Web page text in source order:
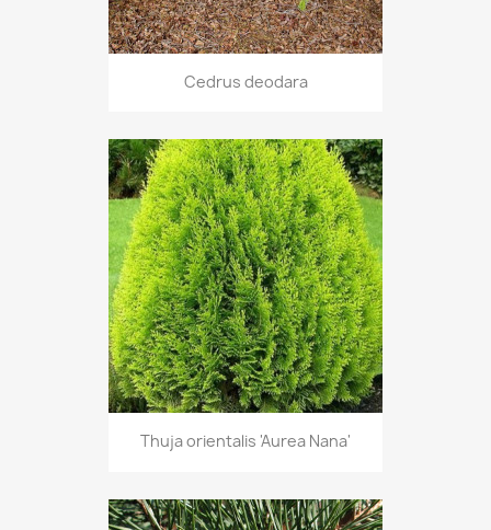
Cedrus deodara
Thuja orientalis 'Aurea Nana'